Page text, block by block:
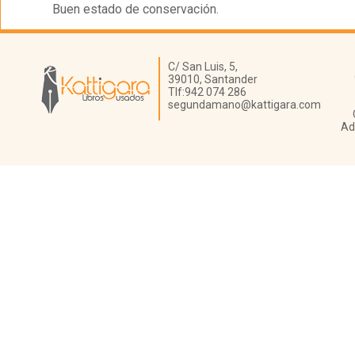
Buen estado de conservación.
Librería Kattigara
C/ San Luis, 5,
39010, Santander
Tlf:942 074 286
segundamano@kattigara.com